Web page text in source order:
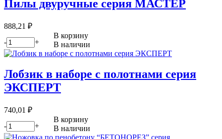
Пилы двуручные серия МАСТЕР
888,21 ₽
-
+
В корзину
В наличии
Лобзик в наборе с полотнами серия
ЭКСПЕРТ
740,01 ₽
-
+
В корзину
В наличии